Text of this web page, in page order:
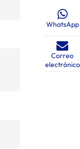
WhatsApp
Correo
electrónico